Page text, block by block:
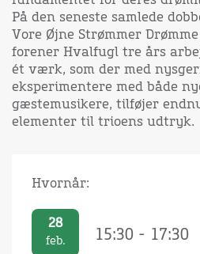
På den seneste samlede
Vore Øjne Strømmer
forener Hvalfugl tre års
ét værk, som der med
eksperimentere med både
gæstemusikere, tilføjer
elementer til trioens udtryk.
Hvornår:
28
feb. 15:30 - 17:30